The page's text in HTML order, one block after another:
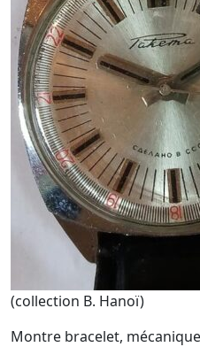
(collection B. Hanoï)
Montre bracelet,